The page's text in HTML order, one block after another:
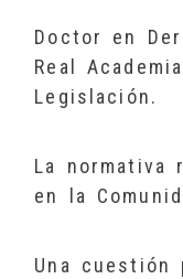
Doctor en
Real
Legislación.
La normativa
en la
Una cuestión